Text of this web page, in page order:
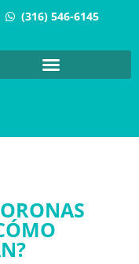
(316) 546-6145